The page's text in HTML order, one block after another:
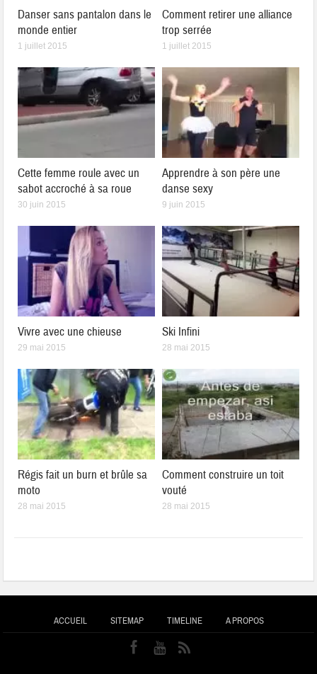
Danser sans pantalon dans le
monde entier
1 juillet 2015
Comment retirer une alliance
trop serrée
1 juillet 2015
Cette femme roule avec un
sabot accroché à sa roue
30 juin 2015
Apprendre à son père une
danse sexy
9 juin 2015
Vivre avec une chieuse
29 mai 2015
Ski Infini
28 mai 2015
Régis fait un burn et brûle sa
moto
28 mai 2015
Comment construire un toit
vouté
28 mai 2015
ACCUEIL SITEMAP TIMELINE A PROPOS